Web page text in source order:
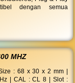
dengan semua
MHZ
: 68 x 30 x 2 mm |
| CAL : CL 8 | Slot :